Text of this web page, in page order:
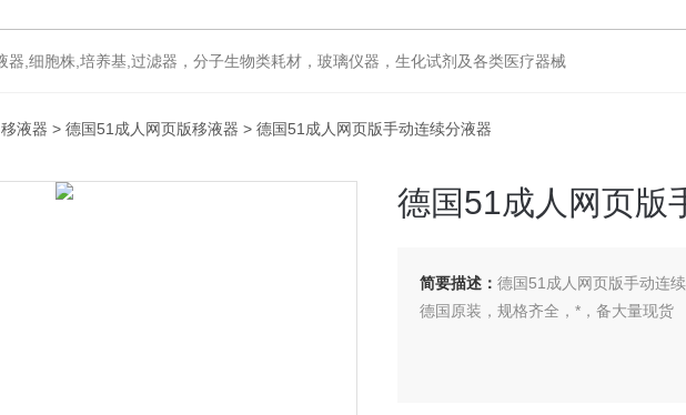
,细胞株,培养基,过滤器，分子生物类耗材，玻璃仪器，生化试剂及各类医疗器械
移液器 > 德国51成人网页版移液器 > 德国51成人网页版手动连续分液器
德国51成人网页版
简要描述： 德国51成人网页版手动连
德国原装，规格齐全，*，备大量现货